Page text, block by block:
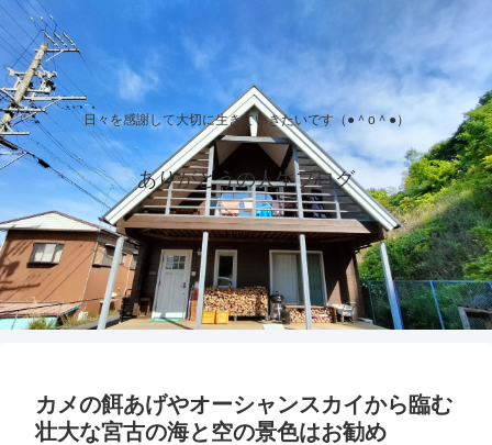
日々を感謝して大切に生きていきたいです（●＾o＾●）
ありがとうの人生ブログ
カメの餌あげやオーシャンスカイから臨む
壮大な宮古の海と空の景色はお勧め